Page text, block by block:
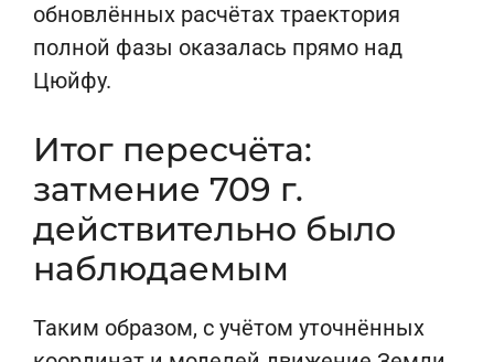
обновлённых расчётах траектория
полной фазы оказалась прямо над
Цюйфу.
Итог пересчёта:
затмение 709 г.
действительно было
наблюдаемым
Таким образом, с учётом уточнённых